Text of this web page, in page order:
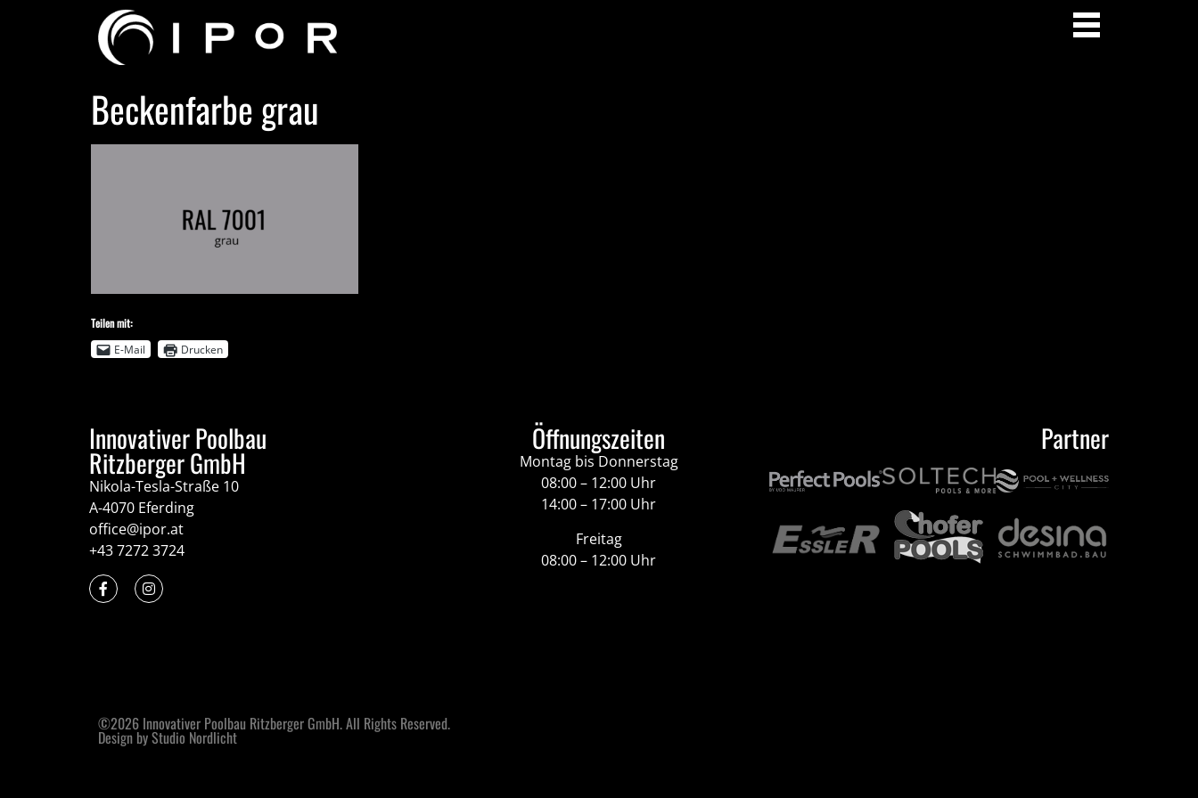
Beckenfarbe grau
Teilen mit:
E-Mail
Drucken
Innovativer Poolbau
Ritzberger GmbH
Nikola-Tesla-Straße 10
A-4070 Eferding
office@ipor.at
+43 7272 3724
Öffnungszeiten
Montag bis Donnerstag
08:00 – 12:00 Uhr
14:00 – 17:00 Uhr
Freitag
08:00 – 12:00 Uhr
Partner
©2026 Innovativer Poolbau Ritzberger GmbH. All Rights Reserved.
Design by Studio Nordlicht